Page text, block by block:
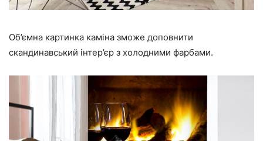
Об’ємна картинка каміна зможе доповнити
скандинавський інтер’єр з холодними фарбами.